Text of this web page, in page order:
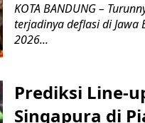
KOTA BANDUNG –
terjadinya deflasi di
2026...
Prediksi Line-
Singapura di